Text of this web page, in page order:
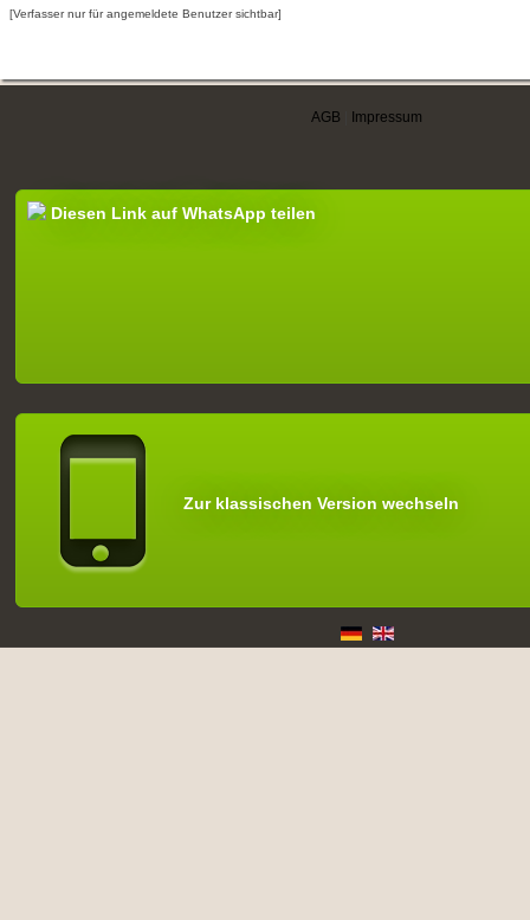
[Verfasser nur für angemeldete Benutzer sichtbar]
AGB Impressum
Diesen Link auf WhatsApp teilen
Zur klassischen Version wechseln